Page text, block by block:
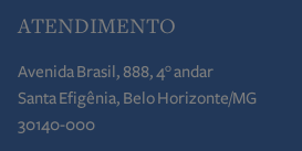
ATENDIMENTO
Avenida Brasil, 888, 4° andar
Santa Efigênia, Belo Horizonte/MG
30140-000